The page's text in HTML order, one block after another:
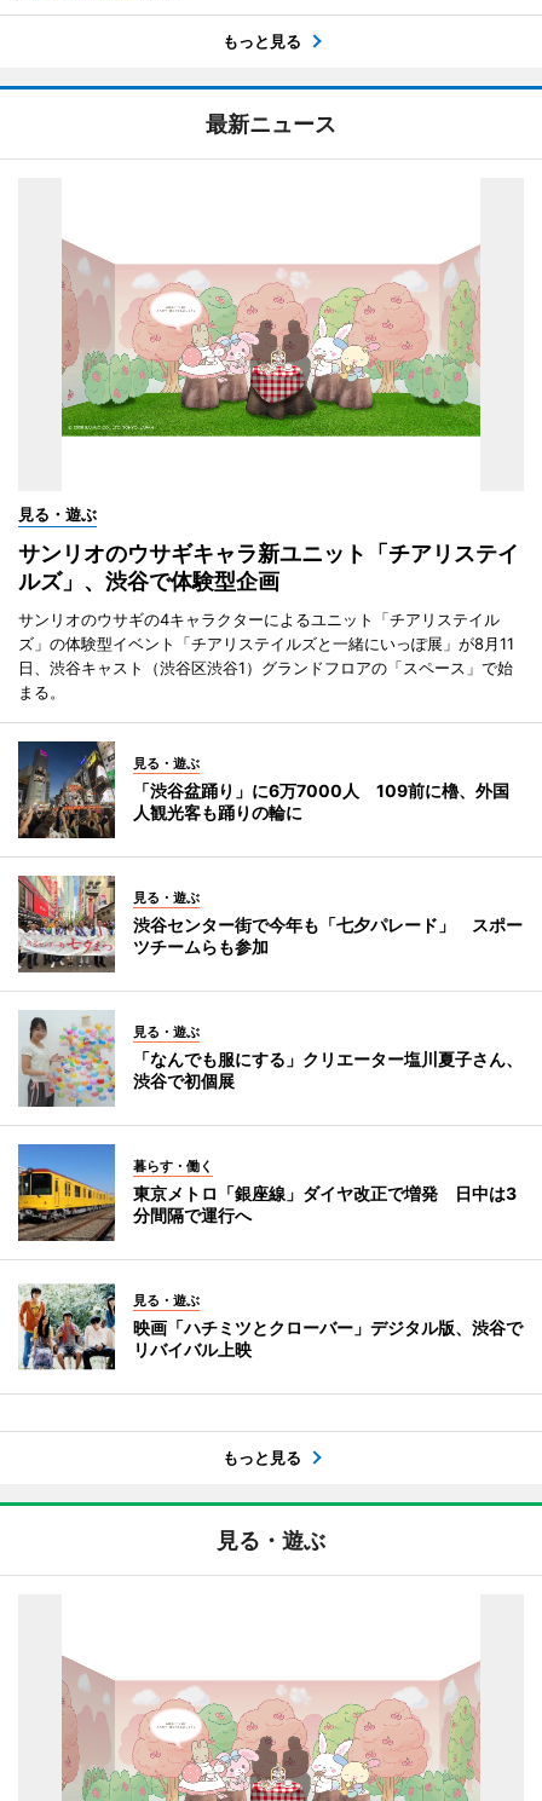
もっと見る
最新ニュース
見る・遊ぶ
サンリオのウサギキャラ新ユニット「チアリステイ
ルズ」、渋谷で体験型企画
サンリオのウサギの4キャラクターによるユニット「チアリステイル
ズ」の体験型イベント「チアリステイルズと一緒にいっぽ展」が8月11
日、渋谷キャスト（渋谷区渋谷1）グランドフロアの「スペース」で始
まる。
見る・遊ぶ
「渋谷盆踊り」に6万7000人 109前に櫓、外国
人観光客も踊りの輪に
見る・遊ぶ
渋谷センター街で今年も「七夕パレード」 スポー
ツチームらも参加
見る・遊ぶ
「なんでも服にする」クリエーター塩川夏子さん、
渋谷で初個展
暮らす・働く
東京メトロ「銀座線」ダイヤ改正で増発 日中は3
分間隔で運行へ
見る・遊ぶ
映画「ハチミツとクローバー」デジタル版、渋谷で
リバイバル上映
もっと見る
見る・遊ぶ